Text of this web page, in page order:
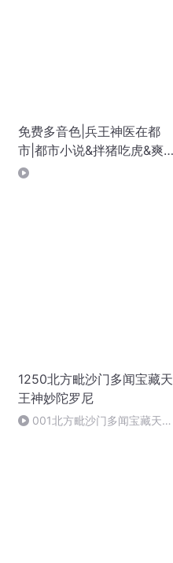
免费多音色|兵王神医在都
市|都市小说&拌猪吃虎&爽
文&搞笑&暧昧
1250北方毗沙门多闻宝藏天
王神妙陀罗尼
001北方毗沙门多闻宝藏天王